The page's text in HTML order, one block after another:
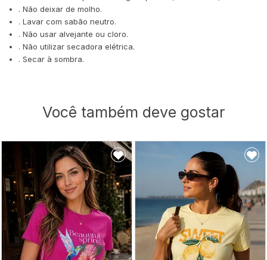
. Não deixar de molho.
. Lavar com sabão neutro.
. Não usar alvejante ou cloro.
. Não utilizar secadora elétrica.
. Secar à sombra.
Você também deve gostar